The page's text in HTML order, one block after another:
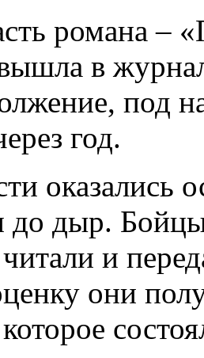
романа –
в
под
год.
оказались
до дыр.
и
они